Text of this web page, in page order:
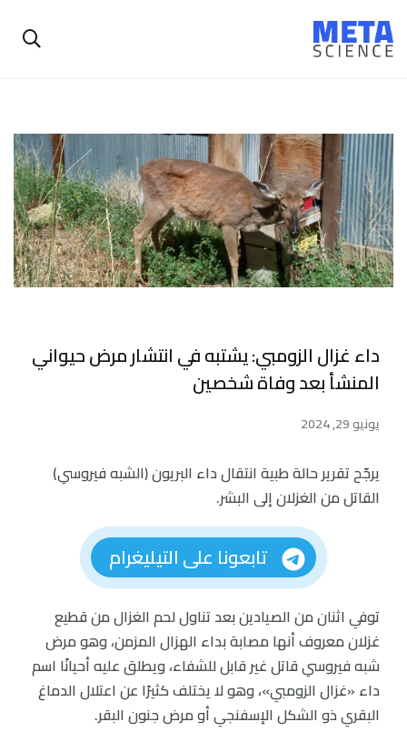
داء غزال الزومبي: يشتبه في انتشار مرض حيواني
المنشأ بعد وفاة شخصين
يونيو 29, 2024
يرجّح تقرير حالة طبية انتقال داء البريون (الشبه فيروسي)
القاتل من الغزلان إلى البشر.
تابعونا على التيليغرام
توفي اثنان من الصيادين بعد تناول لحم الغزال من قطيع
غزلان معروف أنها مصابة بداء الهزال المزمن، وهو مرض
شبه فيروسي قاتل غير قابل للشفاء، ويطلق عليه أحيانًا اسم
داء «غزال الزومبي»، وهو لا يختلف كثيرًا عن اعتلال الدماغ
البقري ذو الشكل الإسفنجي أو مرض جنون البقر.